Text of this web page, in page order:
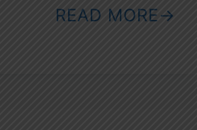
READ MORE